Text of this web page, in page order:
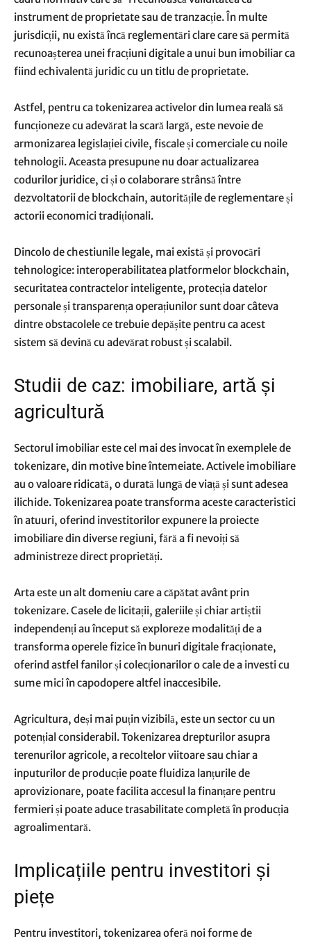
instrument de proprietate sau de tranzacție. În multe
jurisdicții, nu există încă reglementări clare care să permită
recunoașterea unei fracțiuni digitale a unui bun imobiliar ca
fiind echivalentă juridic cu un titlu de proprietate.
Astfel, pentru ca tokenizarea activelor din lumea reală să
funcționeze cu adevărat la scară largă, este nevoie de
armonizarea legislației civile, fiscale și comerciale cu noile
tehnologii. Aceasta presupune nu doar actualizarea
codurilor juridice, ci și o colaborare strânsă între
dezvoltatorii de blockchain, autoritățile de reglementare și
actorii economici tradiționali.
Dincolo de chestiunile legale, mai există și provocări
tehnologice: interoperabilitatea platformelor blockchain,
securitatea contractelor inteligente, protecția datelor
personale și transparența operațiunilor sunt doar câteva
dintre obstacolele ce trebuie depășite pentru ca acest
sistem să devină cu adevărat robust și scalabil.
Studii de caz: imobiliare, artă și
agricultură
Sectorul imobiliar este cel mai des invocat în exemplele de
tokenizare, din motive bine întemeiate. Activele imobiliare
au o valoare ridicată, o durată lungă de viață și sunt adesea
ilichide. Tokenizarea poate transforma aceste caracteristici
în atuuri, oferind investitorilor expunere la proiecte
imobiliare din diverse regiuni, fără a fi nevoiți să
administreze direct proprietăți.
Arta este un alt domeniu care a căpătat avânt prin
tokenizare. Casele de licitații, galeriile și chiar artiștii
independenți au început să exploreze modalități de a
transforma operele fizice în bunuri digitale fracționate,
oferind astfel fanilor și colecționarilor o cale de a investi cu
sume mici în capodopere altfel inaccesibile.
Agricultura, deși mai puțin vizibilă, este un sector cu un
potențial considerabil. Tokenizarea drepturilor asupra
terenurilor agricole, a recoltelor viitoare sau chiar a
inputurilor de producție poate fluidiza lanțurile de
aprovizionare, poate facilita accesul la finanțare pentru
fermieri și poate aduce trasabilitate completă în producția
agroalimentară.
Implicațiile pentru investitori și
piețe
Pentru investitori, tokenizarea oferă noi forme de